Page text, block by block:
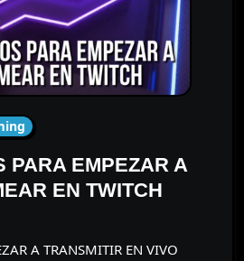
PARA EMPEZAR A
EN TWITCH